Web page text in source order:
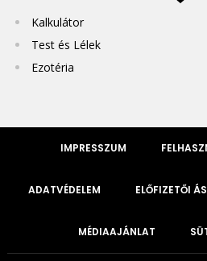
Kalkulátor
Test és Lélek
Ezotéria
IMPRESSZUM
ADATVÉDELEM ELŐFIZETŐI
MÉDIAAJÁNLAT